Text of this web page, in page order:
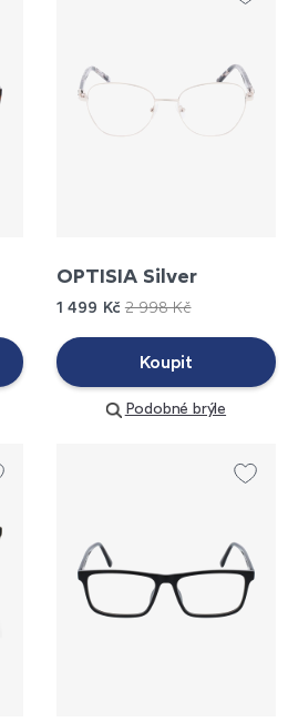
OPTISIA Silver
1 499 Kč 2 998 Kč
Koupit
Podobné brýle